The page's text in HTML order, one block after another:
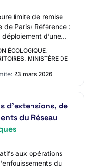
limite de remise
Paris) Référence :
d’une
ÉCOLOGIQUE,
MINISTÈRE DE
23 mars 2026
d'extensions, de
du Réseau
aux opérations
du